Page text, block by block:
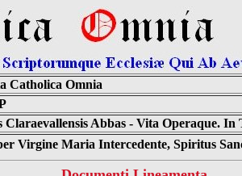
Catholica Omnia
Claraevallensis Abbas - Vita Operaque. In
Virgine Maria Intercedente, Spiritus